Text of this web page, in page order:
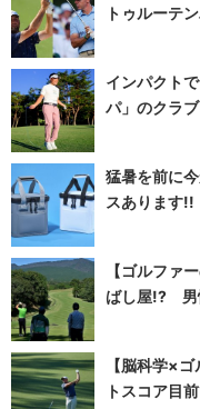
トゥルーテ
インパクト
パ」のクラ
猛暑を前に
スあります!!
【ゴルファ
ばし屋!? 男
【脳科学×
トスコア目